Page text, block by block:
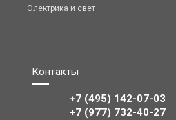
Электрика и свет
Контакты
+7 (495) 142-07-03
‎‎+7 (977) 732-40-27